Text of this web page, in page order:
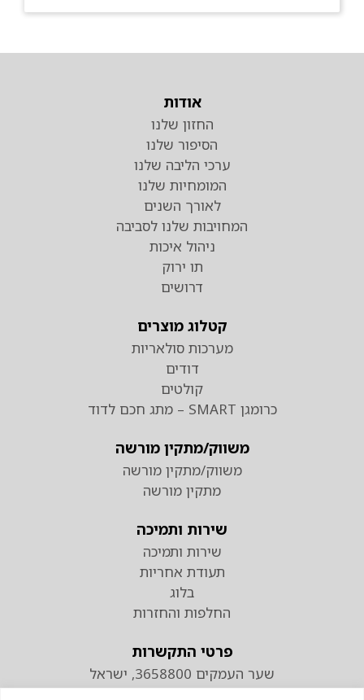
אודות
החזון שלנו
הסיפור שלנו
ערכי הליבה שלנו
המומחיות שלנו
לאורך השנים
המחויבות שלנו לסביבה
ניהול איכות
תו ירוק
דרושים
קטלוג מוצרים
מערכות סולאריות
דודים
קולטים
כרומגן SMART – מתג חכם לדוד
משווק/מתקין מורשה
משווק/מתקין מורשה
מתקין מורשה
שירות ותמיכה
שירות ותמיכה
תעודת אחריות
בלוג
החלפות והחזרות
פרטי התקשרות
שער העמקים 3658800, ישראל
טלפון